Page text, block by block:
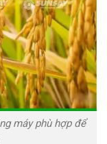
máy phù hợp để